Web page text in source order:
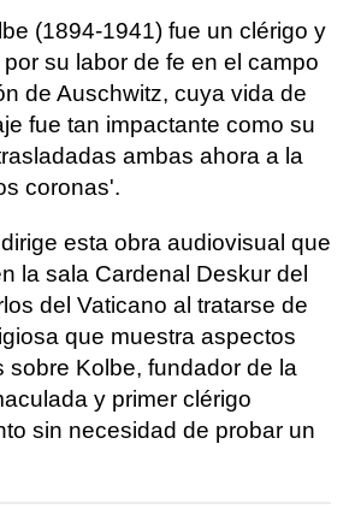
(1894-1941) fue un clérigo y
su labor de fe en el campo
de Auschwitz, cuya vida de
fue tan impactante como su
ambas ahora a la
coronas'.
esta obra audiovisual que
la sala Cardenal Deskur del
del Vaticano al tratarse de
que muestra aspectos
sobre Kolbe, fundador de la
y primer clérigo
sin necesidad de probar un